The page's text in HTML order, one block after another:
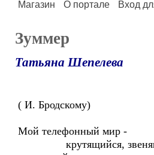
Магазин
О портале Вход
Зуммер
Татьяна Шепелева
( И. Бродскому)
Мой телефонный мир -
крутящийся,